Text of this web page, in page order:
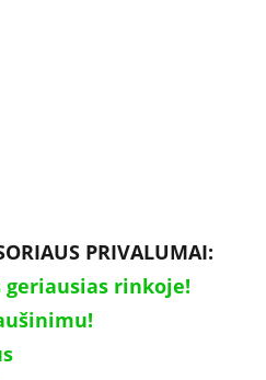
PRIVALUMAI:
rinkoje!